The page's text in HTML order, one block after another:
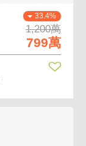
33.4%
1,200萬
799萬